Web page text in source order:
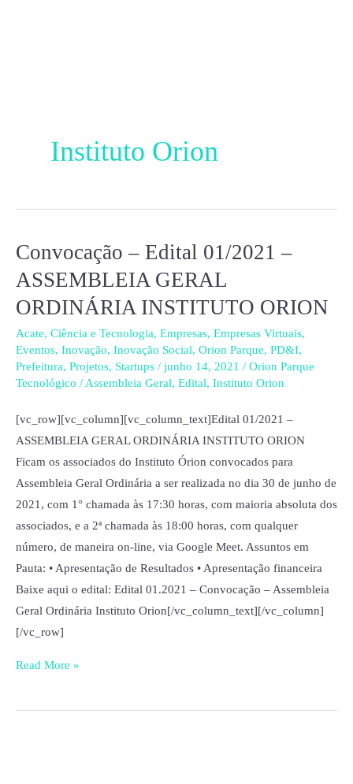
Instituto Orion
Convocação – Edital 01/2021 –
ASSEMBLEIA GERAL
ORDINÁRIA INSTITUTO ORION
Acate, Ciência e Tecnologia, Empresas, Empresas Virtuais,
Eventos, Inovação, Inovação Social, Orion Parque, PD&I,
Prefeitura, Projetos, Startups / junho 14, 2021 / Orion Parque
Tecnológico /Assembleia Geral, Edital, Instituto Orion
[vc_row][vc_column][vc_column_text]Edital 01/2021 –
ASSEMBLEIA GERAL ORDINÁRIA INSTITUTO ORION
Ficam os associados do Instituto Órion convocados para
Assembleia Geral Ordinária a ser realizada no dia 30 de junho de
2021, com 1° chamada às 17:30 horas, com maioria absoluta dos
associados, e a 2ª chamada às 18:00 horas, com qualquer
número, de maneira on-line, via Google Meet. Assuntos em
Pauta: • Apresentação de Resultados • Apresentação financeira
Baixe aqui o edital: Edital 01.2021 – Convocação – Assembleia
Geral Ordinária Instituto Orion[/vc_column_text][/vc_column]
[/vc_row]
Convocação
Edital
01/2021
–
ASSEMBLEIA
GERAL
INSTITUTO
ORION
Read More »